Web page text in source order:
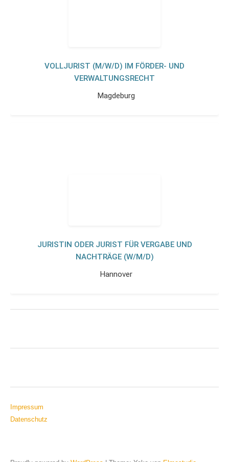
VOLLJURIST (M/W/D) IM FÖRDER- UND
VERWALTUNGSRECHT
Magdeburg
JURISTIN ODER JURIST FÜR VERGABE UND
NACHTRÄGE (W/M/D)
Hannover
Impressum
Datenschutz